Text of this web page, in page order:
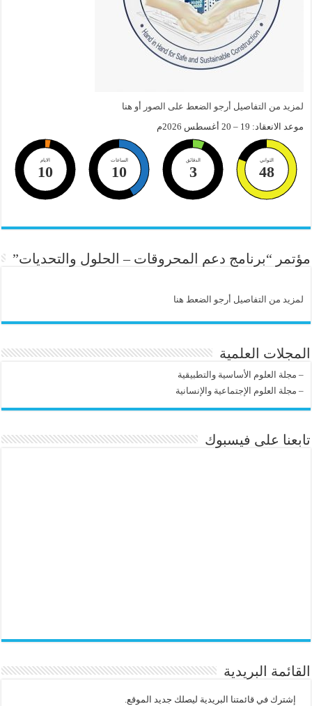
لمزيد من التفاصيل أرجو الضعط على الصور أو هنا
موعد الانعقاد: 19 – 20 أغسطس 2026م
الايام
10
الساعات
10
الدقائق
3
الثواني
47
مؤتمر “برنامج دعم المحروقات – الحلول والتحديات”
لمزيد من التفاصيل أرجو الضعط هنا
المجلات العلمية
– مجلة العلوم الأساسية والتطبيقية
– مجلة العلوم الإجتماعية والإنسانية
تابعنا على فيسبوك
القائمة البريدية
إشترك في قائمتنا البريدية ليصلك جديد الموقع.